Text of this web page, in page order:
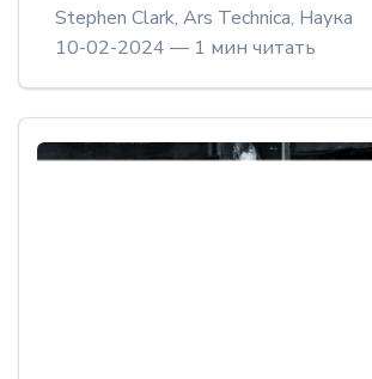
Stephen Clark, Ars Technica, Наука
10-02-2024 — 1 мин читать